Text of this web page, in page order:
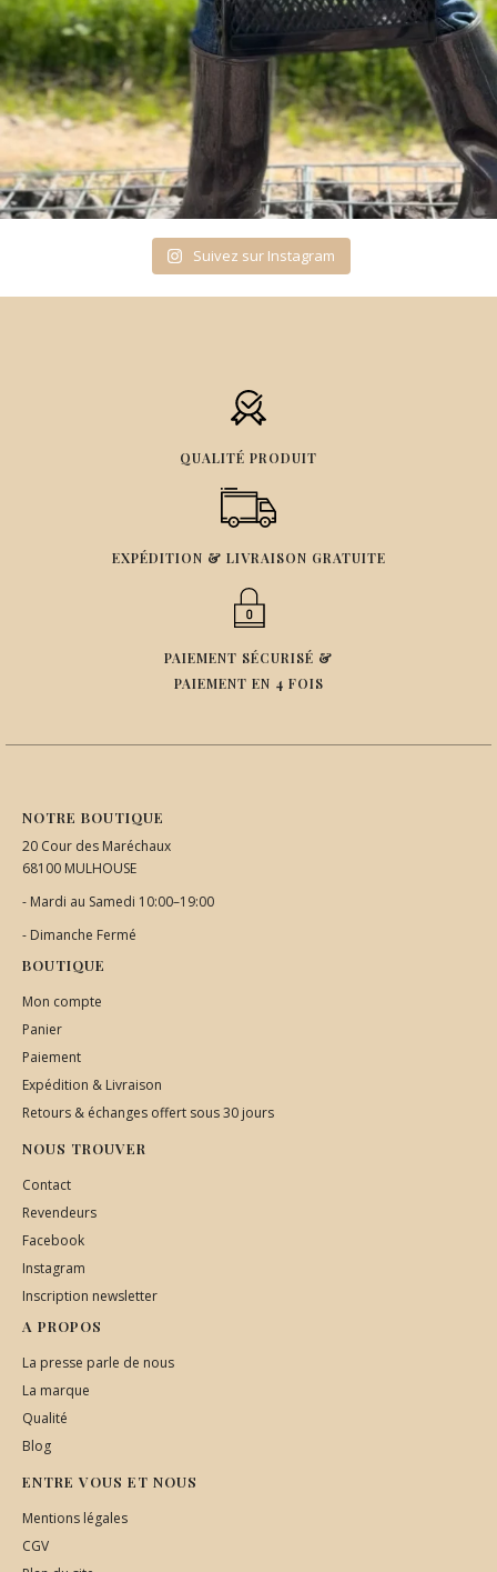
Suivez sur Instagram
QUALITÉ PRODUIT
EXPÉDITION & LIVRAISON GRATUITE
PAIEMENT SÉCURISÉ &
PAIEMENT EN 4 FOIS
NOTRE BOUTIQUE
20 Cour des Maréchaux
68100 MULHOUSE
- Mardi au Samedi 10:00–19:00
- Dimanche Fermé
BOUTIQUE
Mon compte
Panier
Paiement
Expédition & Livraison
Retours & échanges offert sous 30 jours
NOUS TROUVER
Contact
Revendeurs
Facebook
Instagram
Inscription newsletter
A PROPOS
La presse parle de nous
La marque
Qualité
Blog
ENTRE VOUS ET NOUS
Mentions légales
CGV